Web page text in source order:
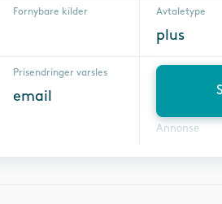
Fornybare kilder Avtaletype
plus
Prisendringer varsles
email
Annonse